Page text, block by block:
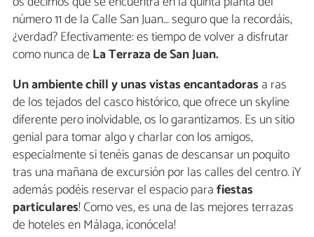
número 11 de la Calle San Juan… seguro que la recordáis,
¿verdad? Efectivamente: es tiempo de volver a disfrutar
como nunca deLa Terraza de San Juan.
Un ambiente chill y unas vistas encantadoras a ras
de los tejados del casco histórico, que ofrece un skyline
diferente pero inolvidable, os lo garantizamos. Es un sitio
genial para tomar algo y charlar con los amigos,
especialmente si tenéis ganas de descansar un poquito
tras una mañana de excursión por las calles del centro. ¡Y
además podéis reservar el espacio parafiestas
particulares! Como ves, es una de las mejores terrazas
de hoteles en Málaga, ¡conócela!